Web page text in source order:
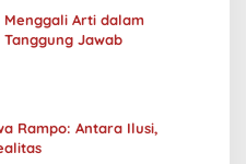
Menggali Arti dalam
Jawab
Rampo: Antara Ilusi,